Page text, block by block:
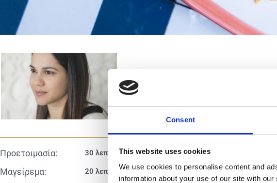
Consent
This website uses cookies
We use cookies to personalise content and
information about your use of our site with
Στεφανία Μιτσίδη
μπλόγκερ
Προετοιμασία: 30 λεπτά
Μαγείρεμα: 20 λεπτά